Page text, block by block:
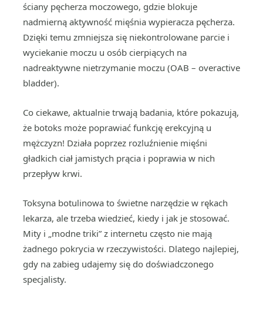
ściany pęcherza moczowego, gdzie blokuje
nadmierną aktywność mięśnia wypieracza pęcherza.
Dzięki temu zmniejsza się niekontrolowane parcie i
wyciekanie moczu u osób cierpiących na
nadreaktywne nietrzymanie moczu (OAB – overactive
bladder).
Co ciekawe, aktualnie trwają badania, które pokazują,
że botoks może poprawiać funkcję erekcyjną u
mężczyzn! Działa poprzez rozluźnienie mięśni
gładkich ciał jamistych prącia i poprawia w nich
przepływ krwi.
Toksyna botulinowa to świetne narzędzie w rękach
lekarza, ale trzeba wiedzieć, kiedy i jak je stosować.
Mity i „modne triki” z internetu często nie mają
żadnego pokrycia w rzeczywistości. Dlatego najlepiej,
gdy na zabieg udajemy się do doświadczonego
specjalisty.